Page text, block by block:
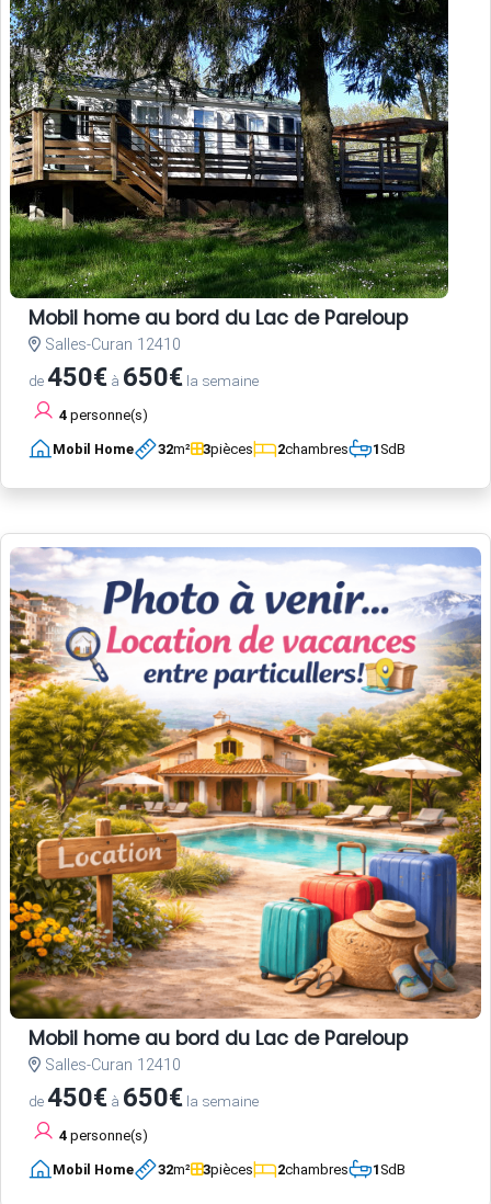
Mobil home au bord du Lac de Pareloup
Salles-Curan 12410
de450€ à 650€ la semaine
4 personne(s)
Mobil Home 32m² 3pièces 2chambres 1SdB
Mobil home au bord du Lac de Pareloup
Salles-Curan 12410
de450€ à 650€ la semaine
4 personne(s)
Mobil Home 32m² 3pièces 2chambres 1SdB